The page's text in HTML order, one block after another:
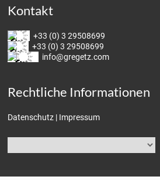
Kontakt
+33 (0) 3 29508699
+33 (0) 3 29508699
info@gregetz.com
Rechtliche Informationen
Datenschutz | Impressum
auswählen